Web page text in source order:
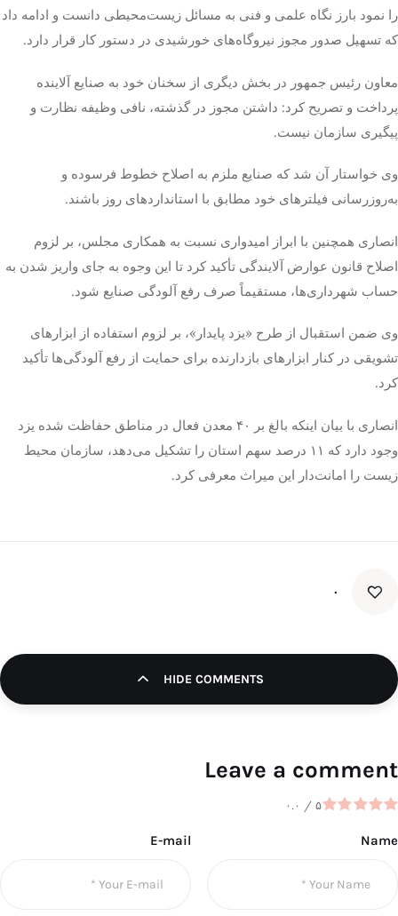
را نمود بارز نگاه علمی و فنی به مسائل زیست‌محیطی دانست و ادامه داد
که تسهیل صدور مجوز نیروگاه‌های خورشیدی در دستور کار قرار دارد.
معاون رئیس جمهور در بخش دیگری از سخنان خود به صنایع آلاینده
پرداخت و تصریح کرد: داشتن مجوز در گذشته، نافی وظیفه نظارت و
پیگیری سازمان نیست.
وی خواستار آن شد که صنایع ملزم به اصلاح خطوط فرسوده و
به‌روزرسانی فیلترهای خود مطابق با استانداردهای روز باشند.
انصاری همچنین با ابراز امیدواری نسبت به همکاری مجلس، بر لزوم
اصلاح قانون عوارض آلایندگی تأکید کرد تا این وجوه به جای واریز شدن به
حساب شهرداری‌ها، مستقیماً صرف رفع آلودگی صنایع شود.
وی ضمن استقبال از طرح «یزد پایدار»، بر لزوم استفاده از ابزارهای
تشویقی در کنار ابزارهای بازدارنده برای حمایت از رفع آلودگی‌ها تأکید
کرد.
انصاری با بیان اینکه بالغ بر ۴۰ معدن فعال در مناطق حفاظت شده یزد
وجود دارد که ۱۱ درصد سهم استان را تشکیل می‌دهد، سازمان محیط
زیست را امانت‌دار این میراث معرفی کرد.
۰
HIDE COMMENTS
Leave a comment
۰.۰ / ۵
Name
E-mail